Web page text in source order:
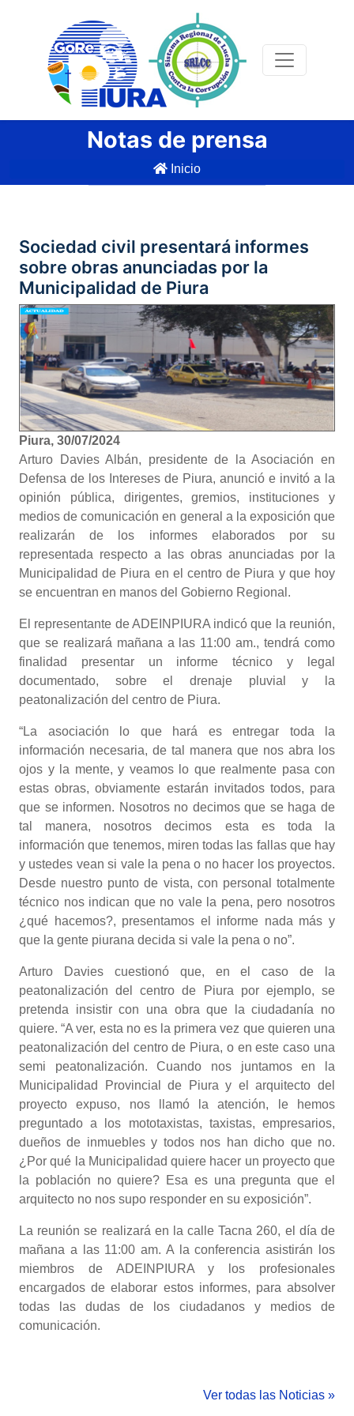
Notas de prensa
Inicio
Sociedad civil presentará informes
sobre obras anunciadas por la
Municipalidad de Piura
Piura, 30/07/2024
Arturo Davies Albán, presidente de la Asociación en
Defensa de los Intereses de Piura, anunció e invitó a la
opinión pública, dirigentes, gremios, instituciones y
medios de comunicación en general a la exposición que
realizarán de los informes elaborados por su
representada respecto a las obras anunciadas por la
Municipalidad de Piura en el centro de Piura y que hoy
se encuentran en manos del Gobierno Regional.
El representante de ADEINPIURA indicó que la reunión,
que se realizará mañana a las 11:00 am., tendrá como
finalidad presentar un informe técnico y legal
documentado, sobre el drenaje pluvial y la
peatonalización del centro de Piura.
“La asociación lo que hará es entregar toda la
información necesaria, de tal manera que nos abra los
ojos y la mente, y veamos lo que realmente pasa con
estas obras, obviamente estarán invitados todos, para
que se informen. Nosotros no decimos que se haga de
tal manera, nosotros decimos esta es toda la
información que tenemos, miren todas las fallas que hay
y ustedes vean si vale la pena o no hacer los proyectos.
Desde nuestro punto de vista, con personal totalmente
técnico nos indican que no vale la pena, pero nosotros
¿qué hacemos?, presentamos el informe nada más y
que la gente piurana decida si vale la pena o no”.
Arturo Davies cuestionó que, en el caso de la
peatonalización del centro de Piura por ejemplo, se
pretenda insistir con una obra que la ciudadanía no
quiere. “A ver, esta no es la primera vez que quieren una
peatonalización del centro de Piura, o en este caso una
semi peatonalización. Cuando nos juntamos en la
Municipalidad Provincial de Piura y el arquitecto del
proyecto expuso, nos llamó la atención, le hemos
preguntado a los mototaxistas, taxistas, empresarios,
dueños de inmuebles y todos nos han dicho que no.
¿Por qué la Municipalidad quiere hacer un proyecto que
la población no quiere? Esa es una pregunta que el
arquitecto no nos supo responder en su exposición”.
La reunión se realizará en la calle Tacna 260, el día de
mañana a las 11:00 am. A la conferencia asistirán los
miembros de ADEINPIURA y los profesionales
encargados de elaborar estos informes, para absolver
todas las dudas de los ciudadanos y medios de
comunicación.
Ver todas las Noticias »